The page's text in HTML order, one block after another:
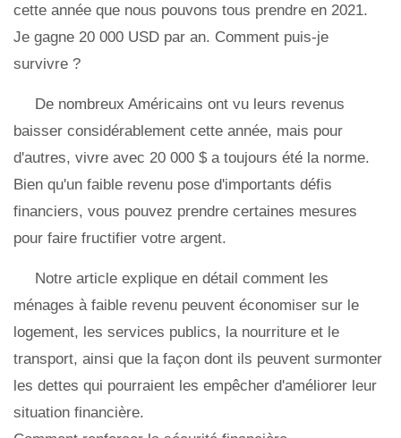
cette année que nous pouvons tous prendre en 2021.
Je gagne 20 000 USD par an. Comment puis-je
survivre ?
De nombreux Américains ont vu leurs revenus
baisser considérablement cette année, mais pour
d'autres, vivre avec 20 000 $ a toujours été la norme.
Bien qu'un faible revenu pose d'importants défis
financiers, vous pouvez prendre certaines mesures
pour faire fructifier votre argent.
Notre article explique en détail comment les
ménages à faible revenu peuvent économiser sur le
logement, les services publics, la nourriture et le
transport, ainsi que la façon dont ils peuvent surmonter
les dettes qui pourraient les empêcher d'améliorer leur
situation financière.